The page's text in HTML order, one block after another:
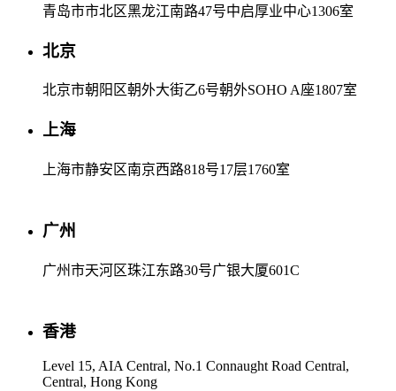
青岛市市北区黑龙江南路47号中启厚业中心1306室
北京
北京市朝阳区朝外大街乙6号朝外SOHO A座1807室
上海
上海市静安区南京西路818号17层1760室
广州
广州市天河区珠江东路30号广银大厦601C
香港
Level 15, AIA Central, No.1 Connaught Road Central,
Central, Hong Kong